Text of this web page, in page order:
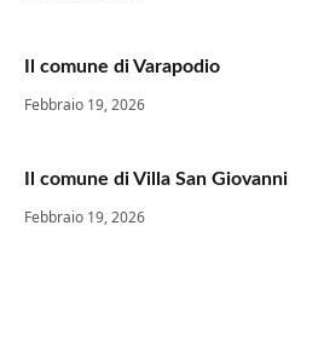
Il comune di Varapodio
Febbraio 19, 2026
Il comune di Villa San Giovanni
Febbraio 19, 2026